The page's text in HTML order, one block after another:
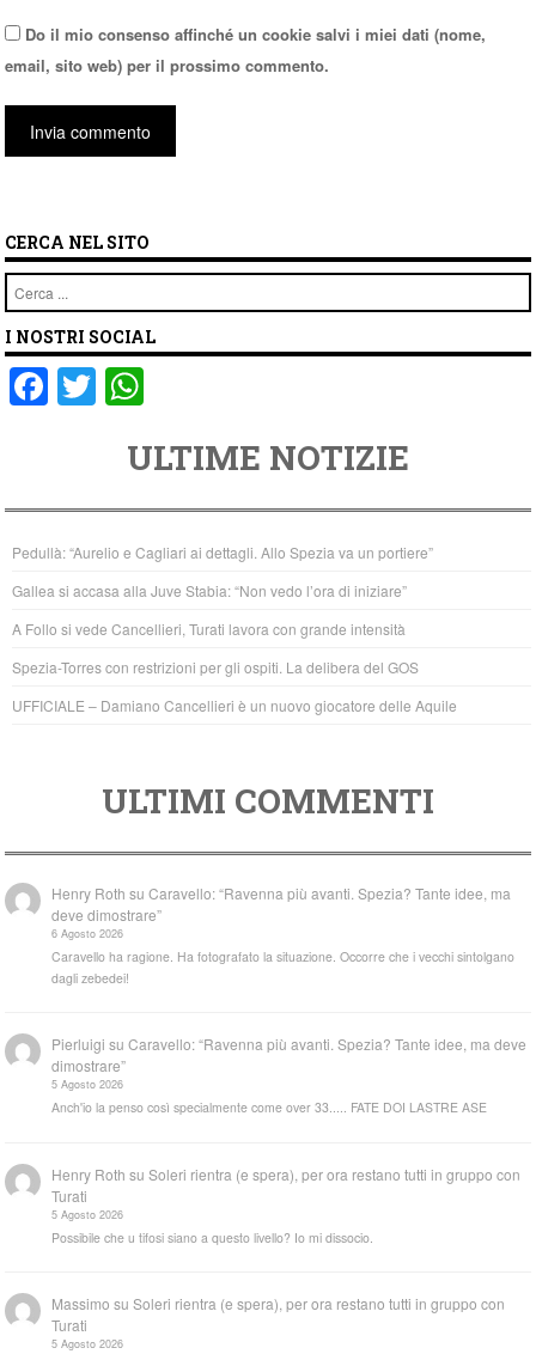
Do il mio consenso affinché un cookie salvi i miei dati (nome,
email, sito web) per il prossimo commento.
CERCA NEL SITO
Cerca
I NOSTRI SOCIAL
F
e
b
o
o
k
T
er
at
s
A
p
p
ULTIME NOTIZIE
Pedullà: “Aurelio e Cagliari ai dettagli. Allo Spezia va un portiere”
Gallea si accasa alla Juve Stabia: “Non vedo l’ora di iniziare”
A Follo si vede Cancellieri, Turati lavora con grande intensità
Spezia-Torres con restrizioni per gli ospiti. La delibera del GOS
UFFICIALE – Damiano Cancellieri è un nuovo giocatore delle Aquile
ULTIMI COMMENTI
Henry Roth suCaravello: “Ravenna più avanti. Spezia? Tante idee, ma
deve dimostrare”
6 Agosto 2026
Caravello ha ragione. Ha fotografato la situazione. Occorre che i vecchi sintolgano
dagli zebedei!
Pierluigi suCaravello: “Ravenna più avanti. Spezia? Tante idee, ma deve
dimostrare”
5 Agosto 2026
Anch'io la penso così specialmente come over 33..... FATE DOI LASTRE ASE
Henry Roth suSoleri rientra (e spera), per ora restano tutti in gruppo con
Turati
5 Agosto 2026
Possibile che u tifosi siano a questo livello? Io mi dissocio.
Massimo suSoleri rientra (e spera), per ora restano tutti in gruppo con
Turati
5 Agosto 2026